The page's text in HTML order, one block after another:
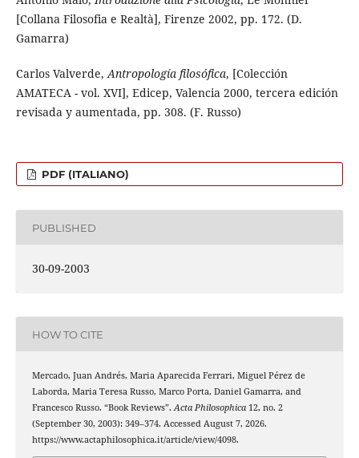
[Collana Filosofia e Realtà], Firenze 2002, pp. 172. (D.
Gamarra)
Carlos Valverde,Antropología filosófica, [Colección
AMATECA - vol. XVI], Edicep, Valencia 2000, tercera edición
revisada y aumentada, pp. 308. (F. Russo)
PDF (ITALIANO)
PUBLISHED
30-09-2003
HOW TO CITE
Mercado, Juan Andrés, Maria Aparecida Ferrari, Miguel Pérez de
Laborda, Maria Teresa Russo, Marco Porta, Daniel Gamarra, and
Francesco Russo. “Book Reviews”.Acta Philosophica12, no. 2
(September 30, 2003): 349–374. Accessed August 7, 2026.
https://www.actaphilosophica.it/article/view/4098.